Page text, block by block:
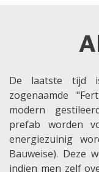
De laatste tijd
zogenaamde
modern
prefab worden
energiezuinig
Bauweise). Deze
indien men zelf